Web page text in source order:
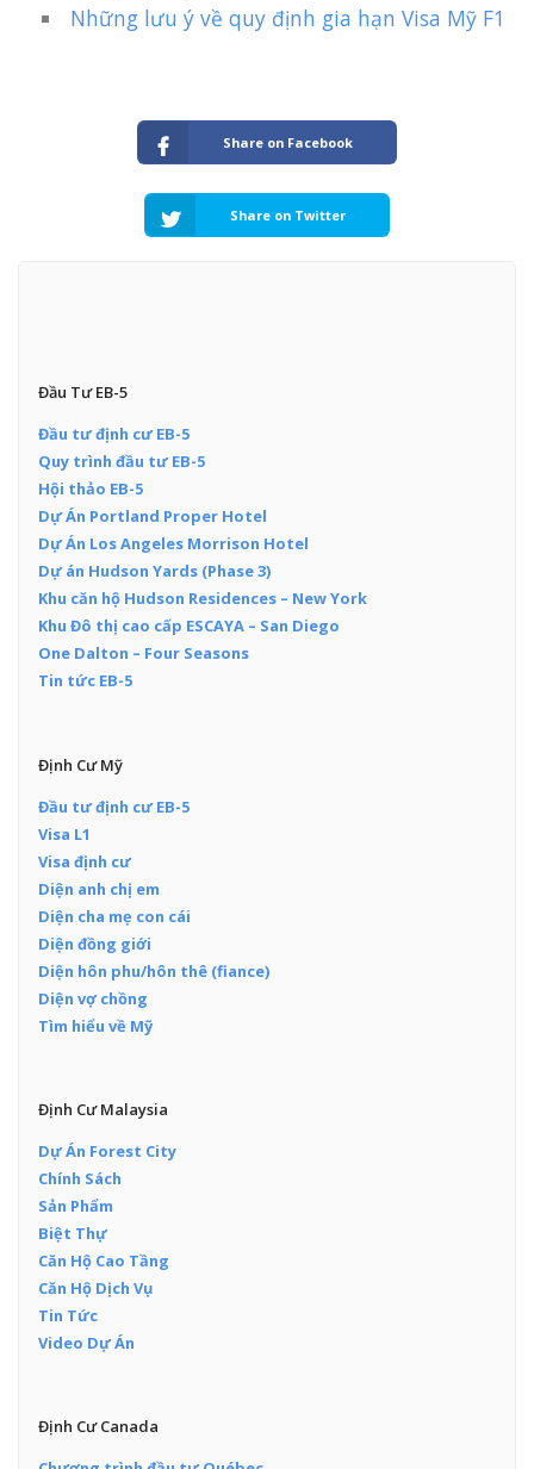
Những lưu ý về quy định gia hạn Visa Mỹ F1
Share on Facebook
Share on Twitter
Đầu Tư EB-5
Đầu tư định cư EB-5
Quy trình đầu tư EB-5
Hội thảo EB-5
Dự Án Portland Proper Hotel
Dự Án Los Angeles Morrison Hotel
Dự án Hudson Yards (Phase 3)
Khu căn hộ Hudson Residences – New York
Khu Đô thị cao cấp ESCAYA – San Diego
One Dalton – Four Seasons
Tin tức EB-5
Định Cư Mỹ
Đầu tư định cư EB-5
Visa L1
Visa định cư
Diện anh chị em
Diện cha mẹ con cái
Diện đồng giới
Diện hôn phu/hôn thê (fiance)
Diện vợ chồng
Tìm hiểu về Mỹ
Định Cư Malaysia
Dự Án Forest City
Chính Sách
Sản Phẩm
Biệt Thự
Căn Hộ Cao Tầng
Căn Hộ Dịch Vụ
Tin Tức
Video Dự Án
Định Cư Canada